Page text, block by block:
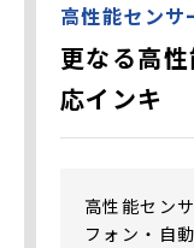
高性能セン
更なる高
応インキ
高性能セン
フォン・自